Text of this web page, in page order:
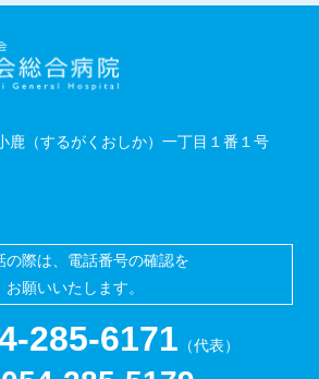
鹿（するがくおしか）一丁目１番１号
の際は、電話番号の確認を
お願いいたします。
285-6171 （代表）